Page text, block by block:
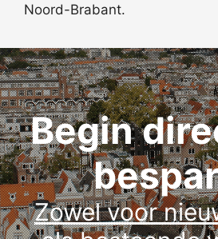
Noord-Brabant.
Begin
Zowel voor